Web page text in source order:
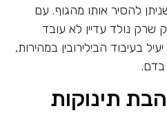
להסיר אותו מהגוף. עם
שרק נולד עדיין לא עובד
בעיבוד הבילירובין במהירות,
בדם.
תינוקות